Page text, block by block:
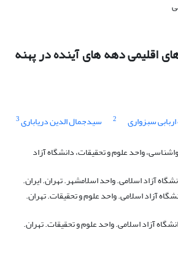
اقلیمی دهه های آینده در پهنه
سبزواری 2 سیدجمال الدین دریاباری3
واحد علوم و تحقیقات، دانشگاه آزاد
آزاد اسلامی. واحد اسلامشهر. تهران. ایران.
آزاد اسلامی. واحد علوم و تحقیقات. تهران.
آزاد اسلامی. واحد علوم و تحقیقات. تهران.